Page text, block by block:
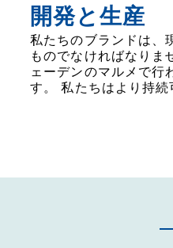
開発と生産
私たちのブランドは、
ものでなければなりま
ェーデンのマルメで行
す。 私たちはより持続